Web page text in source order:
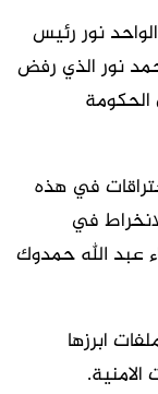
نور رئيس
نور الذي رفض
في هذه
في
عبد الله حمدوك
ابرزها
الامنية.